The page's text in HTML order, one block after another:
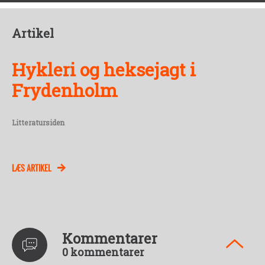
Artikel
Hykleri og heksejagt i
Frydenholm
Litteratursiden
LÆS ARTIKEL
Kommentarer
0 kommentarer